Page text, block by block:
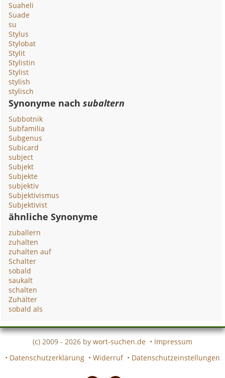
Suaheli
Suade
su
Stylus
Stylobat
Stylit
Stylistin
Stylist
stylish
stylisch
Synonyme nachsubaltern
Subbotnik
Subfamilia
Subgenus
Subicard
subject
Subjekt
Subjekte
subjektiv
Subjektivismus
Subjektivist
ähnliche Synonyme
zuballern
zuhalten
zuhalten auf
Schalter
sobald
saukalt
schalten
Zuhälter
sobald als
(c) 2009 - 2026 by wort-suchen.de • Impressum
• Datenschutzerklärung • Widerruf • Datenschutzeinstellungen